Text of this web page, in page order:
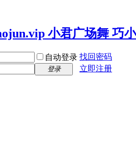
自动登录 找回密码
登录
立即注册